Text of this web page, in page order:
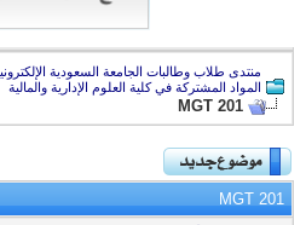
منتدى طلاب وطالبات الجامعة السعودية الإلكترونية
المواد المشتركة في كلية العلوم الإدارية والمالية
MGT 201
MGT 201